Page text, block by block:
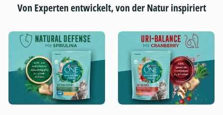
Von Experten entwickelt, von der Natur inspiriert